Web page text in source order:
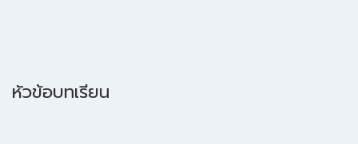
หัวข้อบทเรียน